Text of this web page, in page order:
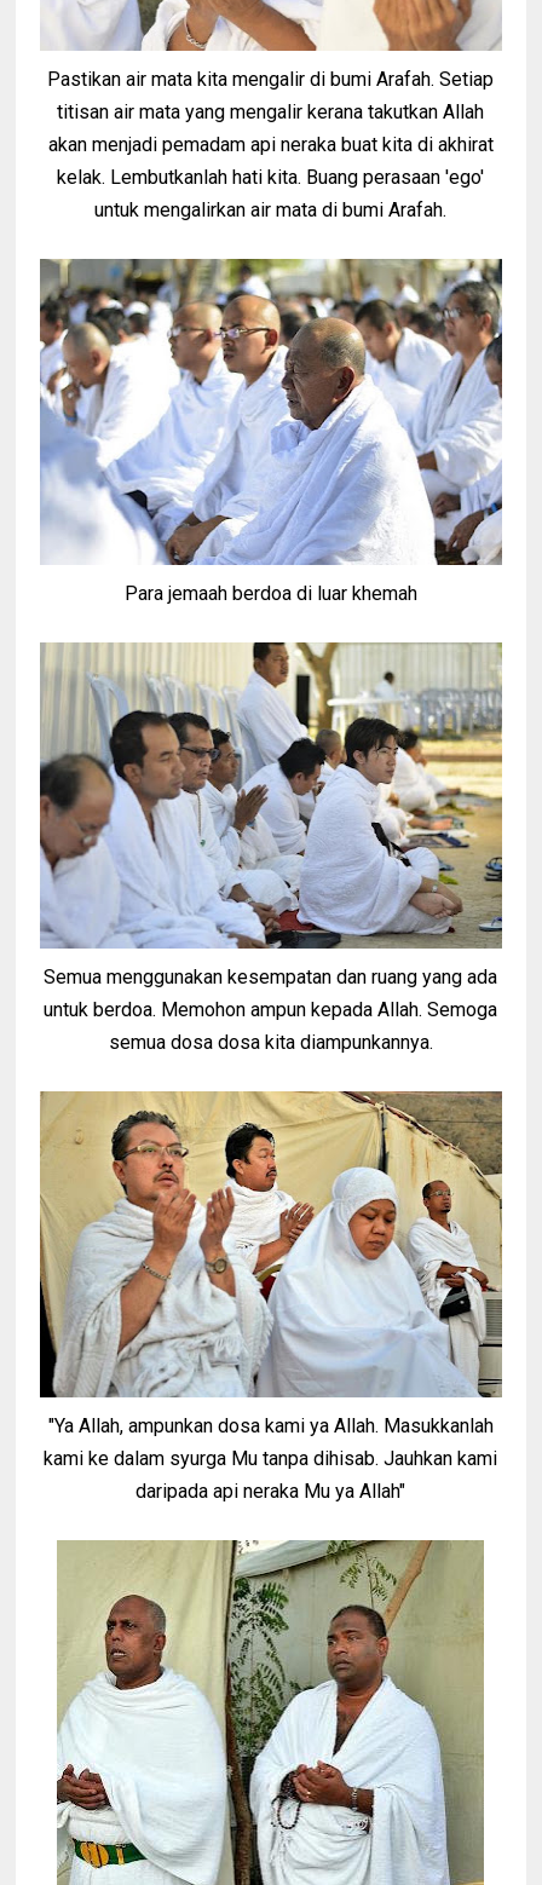
Pastikan air mata kita mengalir di bumi Arafah. Setiap
titisan air mata yang mengalir kerana takutkan Allah
akan menjadi pemadam api neraka buat kita di akhirat
kelak. Lembutkanlah hati kita. Buang perasaan 'ego'
untuk mengalirkan air mata di bumi Arafah.
Para jemaah berdoa di luar khemah
Semua menggunakan kesempatan dan ruang yang ada
untuk berdoa. Memohon ampun kepada Allah. Semoga
semua dosa dosa kita diampunkannya.
"Ya Allah, ampunkan dosa kami ya Allah. Masukkanlah
kami ke dalam syurga Mu tanpa dihisab. Jauhkan kami
daripada api neraka Mu ya Allah"